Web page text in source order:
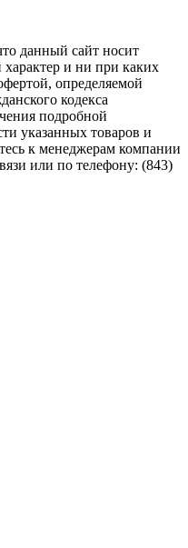
данный сайт носит
и ни при каких
определяемой
кодекса
подробной
указанных товаров и
к менеджерам компании
или по телефону: (843)